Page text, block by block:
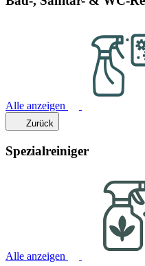
Alle anzeigen
Zurück
Spezialreiniger
Alle anzeigen